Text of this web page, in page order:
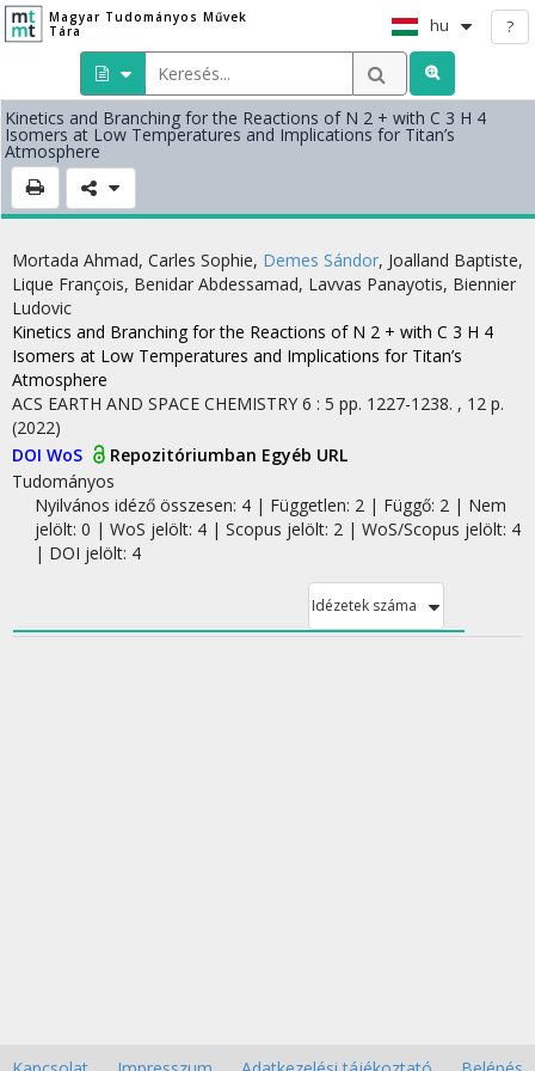
Magyar Tudományos Művek
Tára
hu ?
Kinetics and Branching for the Reactions of N 2 + with C 3 H 4
Isomers at Low Temperatures and Implications for Titan’s
Atmosphere
Mortada Ahmad, Carles Sophie, Demes Sándor, Joalland Baptiste,
Lique François, Benidar Abdessamad, Lavvas Panayotis, Biennier
Ludovic
Kinetics and Branching for the Reactions of N 2 + with C 3 H 4
Isomers at Low Temperatures and Implications for Titan’s
Atmosphere
ACS EARTH AND SPACE CHEMISTRY 6 : 5 pp. 1227-1238. , 12 p.
(2022)
DOI WoS Repozitóriumban Egyéb URL
Tudományos
Nyilvános idéző összesen: 4| Független: 2 | Függő: 2 | Nem
jelölt: 0 | WoS jelölt: 4 | Scopus jelölt: 2 | WoS/Scopus jelölt: 4
| DOI jelölt: 4
Idézetek száma